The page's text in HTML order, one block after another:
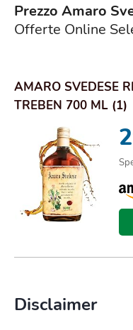
Prezzo Amaro
Offerte Online
AMARO SVEDESE
TREBEN 700 ML (1)
Disclaimer